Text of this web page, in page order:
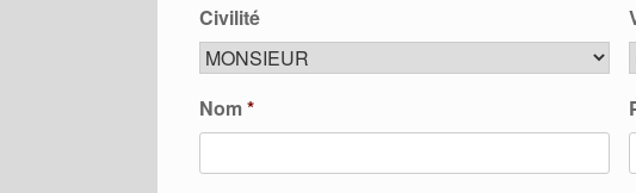
Civilité
Nom*